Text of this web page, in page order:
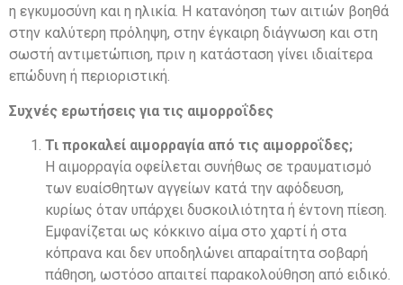
η εγκυμοσύνη και η ηλικία. Η κατανόηση των αιτιών βοηθά
στην καλύτερη πρόληψη, στην έγκαιρη διάγνωση και στη
σωστή αντιμετώπιση, πριν η κατάσταση γίνει ιδιαίτερα
επώδυνη ή περιοριστική.
Συχνές ερωτήσεις για τις αιμορροΐδες
Τι προκαλεί αιμορραγία από τις αιμορροΐδες;
Η αιμορραγία οφείλεται συνήθως σε τραυματισμό
των ευαίσθητων αγγείων κατά την αφόδευση,
κυρίως όταν υπάρχει δυσκοιλιότητα ή έντονη πίεση.
Εμφανίζεται ως κόκκινο αίμα στο χαρτί ή στα
κόπρανα και δεν υποδηλώνει απαραίτητα σοβαρή
πάθηση, ωστόσο απαιτεί παρακολούθηση από ειδικό.